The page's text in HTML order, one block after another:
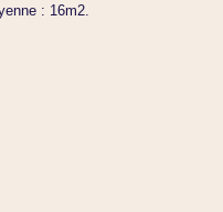
: 16m2.